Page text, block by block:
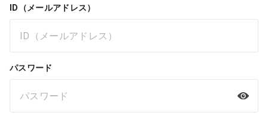
ID（メールアドレス）
パスワード